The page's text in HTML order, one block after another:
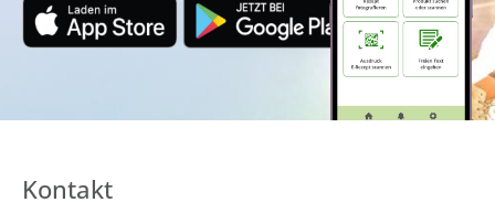
Kontakt